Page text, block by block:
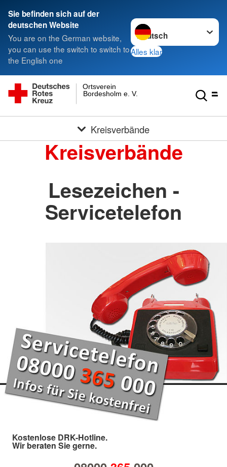
Sie befinden sich auf der
deutschen Website
You are on the German website,
you can use the switch to switch to
the English one
Sprache wechseln zu
Alles klar
Bordesholm e. V.
Ortsverein
Kreisverbände
Kreisverbände
Lesezeichen -
Servicetelefon
Kostenlose DRK-Hotline.
Wir beraten Sie gerne.